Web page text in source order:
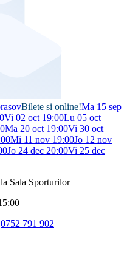
Bilete si online!Ma 15 sep
Vi 02 oct 19:00Lu 05 oct
Ma 20 oct 19:00Vi 30 oct
Mi 11 nov 19:00Jo 12 nov
Jo 24 dec 20:00Vi 25 dec
Sala Sporturilor
0752 791 902